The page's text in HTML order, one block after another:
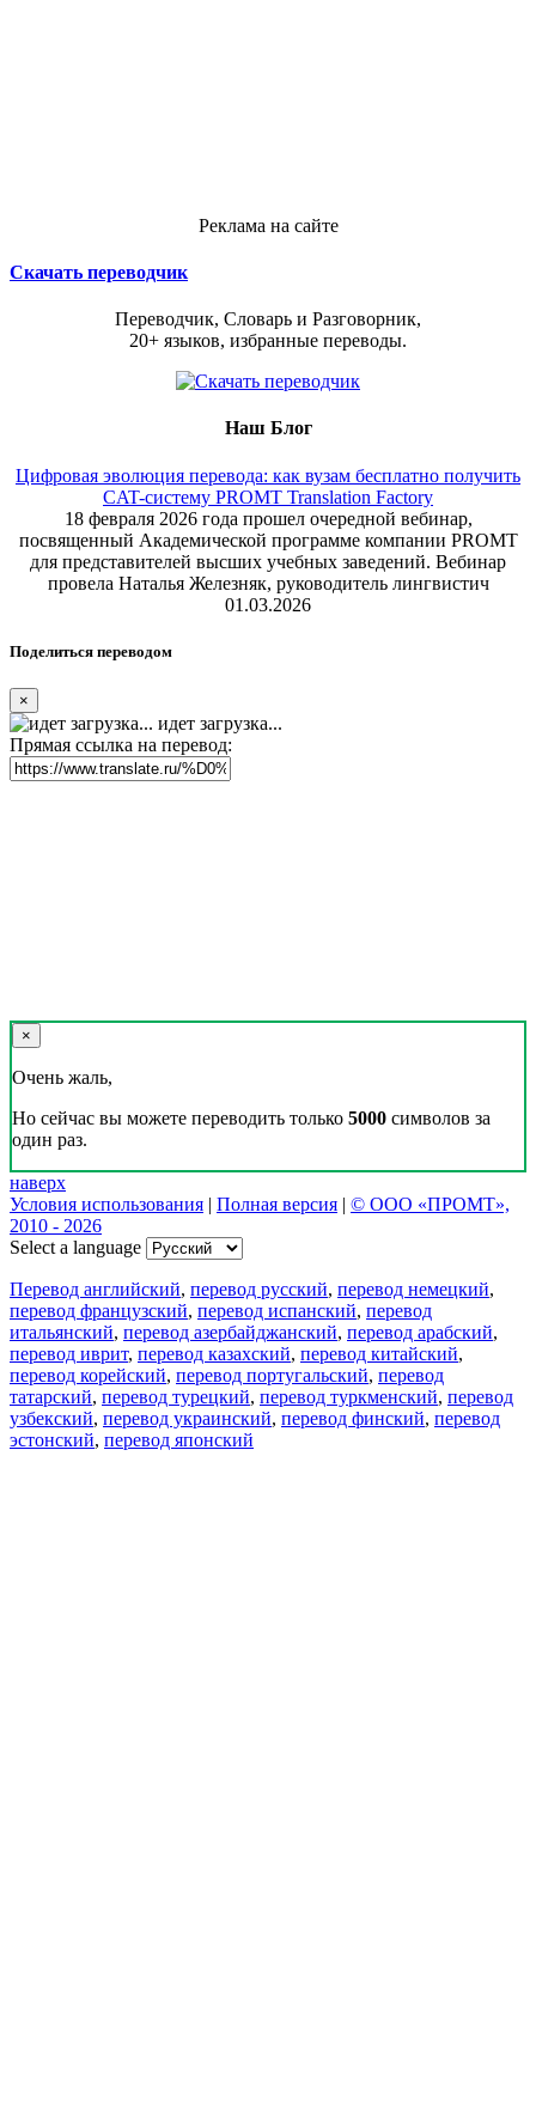
Реклама на сайте
Скачать переводчик
Переводчик, Словарь и Разговорник,
20+ языков, избранные переводы.
Наш Блог
Цифровая эволюция перевода: как вузам бесплатно получить
CAT-систему PROMT Translation Factory
18 февраля 2026 года прошел очередной вебинар,
посвященный Академической программе компании PROMT
для представителей высших учебных заведений. Вебинар
провела Наталья Железняк, руководитель лингвистич
01.03.2026
Поделиться переводом
×
идет загрузка...
Прямая ссылка на перевод:
×
Очень жаль,
Но сейчас вы можете переводить только 5000 символов за
один раз.
наверх
Условия использования | Полная версия | © ООО «ПРОМТ»,
2010 - 2026
Select a language
Перевод английский, перевод русский, перевод немецкий,
перевод французский, перевод испанский, перевод
итальянский, перевод азербайджанский, перевод арабский,
перевод иврит, перевод казахский, перевод китайский,
перевод корейский, перевод португальский, перевод
татарский, перевод турецкий, перевод туркменский, перевод
узбекский, перевод украинский, перевод финский, перевод
эстонский, перевод японский